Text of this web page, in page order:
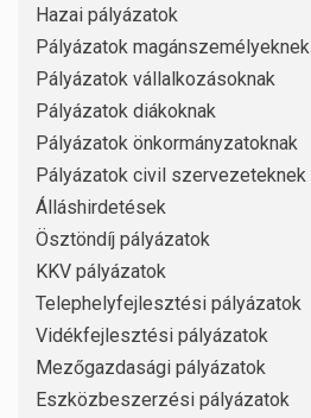
Hazai pályázatok
Pályázatok magánszemélyeknek
Pályázatok vállalkozásoknak
Pályázatok diákoknak
Pályázatok önkormányzatoknak
Pályázatok civil szervezeteknek
Álláshirdetések
Ösztöndíj pályázatok
KKV pályázatok
Telephelyfejlesztési pályázatok
Vidékfejlesztési pályázatok
Mezőgazdasági pályázatok
Eszközbeszerzési pályázatok